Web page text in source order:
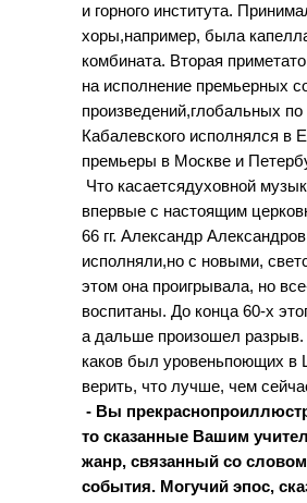
и горного института.
хоры,например, была
комбината. Вторая
на исполнение премьерных
произведений,глобальных
Кабалевского исполнялся в
премьеры в Москве и
Что касаетсядуховной
впервые с настоящим
66 гг. Александр
исполняли,но с новыми,
этом она проигрывала, но
воспитаны. До конца 60-х
а дальше произошел разрыв.
каков был уровеньпоющих в
верить, что лучше, чем
- Вы
то сказанные Вашим
жанр, связанный со
события. Могучий эпос,